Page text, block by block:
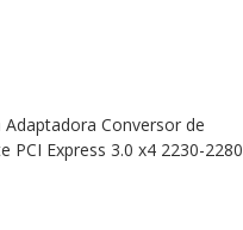
Adaptadora Conversor de
PCI Express 3.0 x4 2230-2280